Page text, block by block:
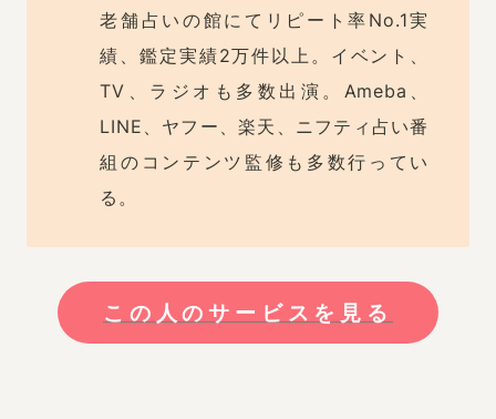
老舗占いの館にてリピート率No.1実
績、鑑定実績2万件以上。イベント、
TV、ラジオも多数出演。Ameba、
LINE、ヤフー、楽天、ニフティ占い番
組のコンテンツ監修も多数行ってい
る。
この人のサービスを見る